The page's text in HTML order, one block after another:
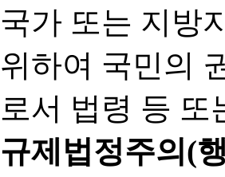
국가 또는 지방
위하여 국민의
로서 법령 등 또
규제법정주의(